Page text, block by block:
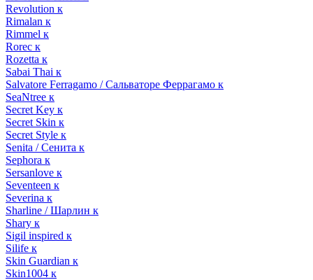
Revolution к
Rimalan к
Rimmel к
Rorec к
Rozetta к
Sabai Thai к
Salvatore Ferragamo / Сальваторе Феррагамо к
SeaNtree к
Secret Key к
Secret Skin к
Secret Style к
Senita / Сенита к
Sephora к
Sersanlove к
Seventeen к
Severina к
Sharline / Шарлин к
Shary к
Sigil inspired к
Silife к
Skin Guardian к
Skin1004 к